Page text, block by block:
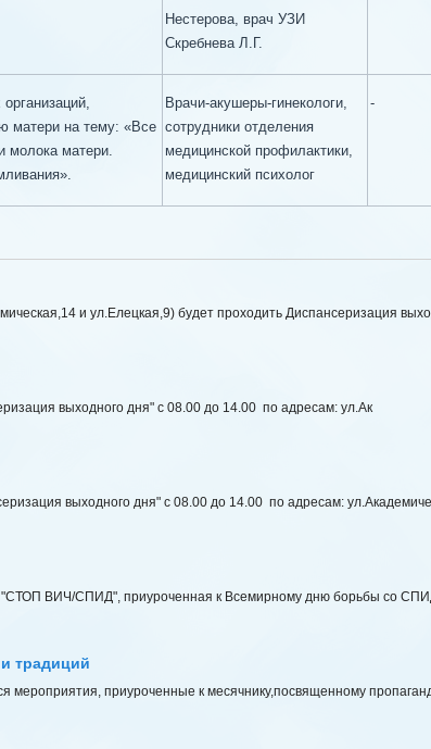
Нестерова, врач УЗИ
Скребнева Л.Г.
матери на тему: «Все
молока матери.
Врачи-акушеры-гинекологи,
сотрудники отделения
медицинской профилактики,
медицинский психолог
-
и ул.Елецкая,9) будет проходить Диспансеризация
выходного дня" с 08.00 до 14.00 по адресам: ул.Ак
выходного дня" с 08.00 до 14.00 по адресам:
"СТОП ВИЧ/СПИД", приуроченная к Всемирному дню борьбы со
традиций
приуроченные к месячнику,посвященному